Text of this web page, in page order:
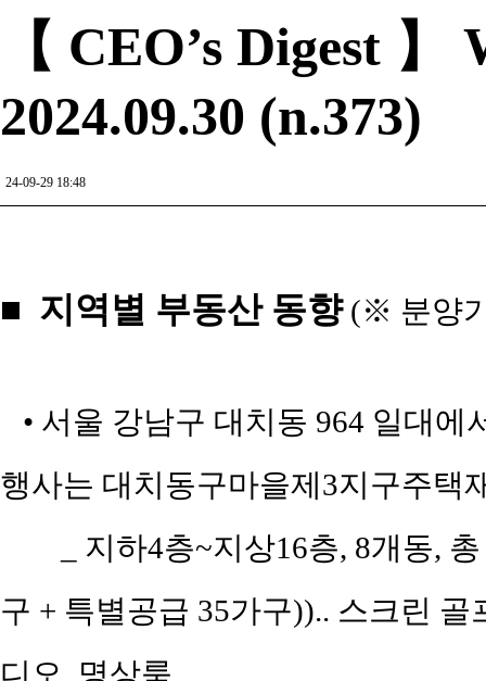
【 CEO’s Digest
2024.09.30 (n.373)
24-09-29 18:48
■ 지역별 부동산 동향(※ 분양
• 서울 강남구 대치동 964 일대에
행사는 대치동구마을제3지구주택
_ 지하4층~지상16층, 8개동,
구 + 특별공급 35가구)).. 스크린
디오, 명상룸